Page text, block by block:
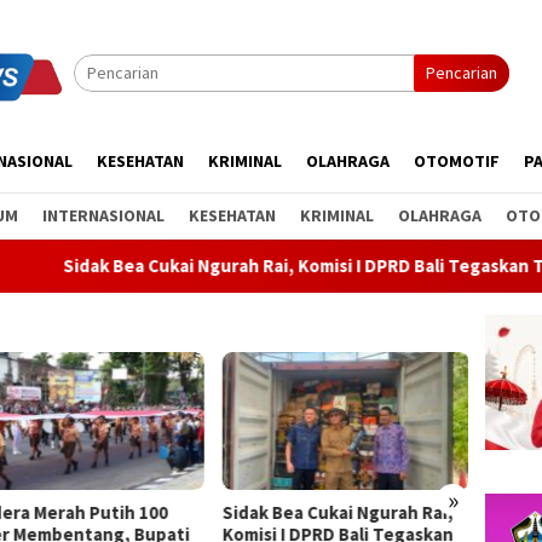
Pencarian
KESEHATAN KRIMINAL OLAHRAGA OTOMOTIF
INTERNASIONAL KESEHATAN KRIMINAL OLAHRAGA
Ngurah Rai, Komisi I DPRD Bali Tegaskan Tak Ada Indikasi
»
Bea Cukai Ngurah Rai,
I DPRD Bali Tegaskan
Rahina Tumpek Krulut,
Pemkab Bangli Hadirkan
ABTI